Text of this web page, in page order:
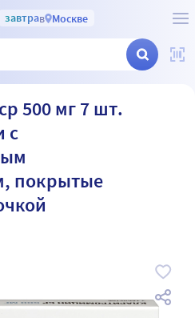
завтрав Москве
500 мг 7 шт.
с
покрытые